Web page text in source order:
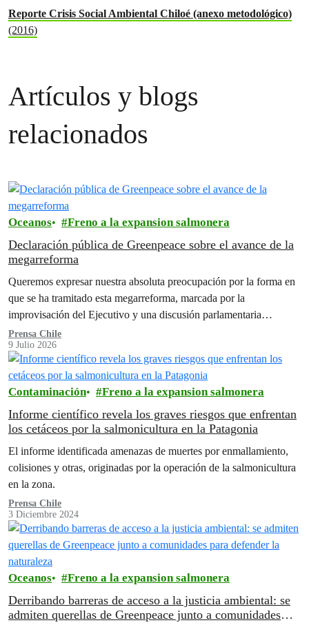
Reporte Crisis Social Ambiental Chiloé (anexo metodológico)
(2016)
Artículos y blogs
relacionados
Oceanos Freno a la expansion salmonera
Declaración pública de Greenpeace sobre el avance de la
megarreforma
Queremos expresar nuestra absoluta preocupación por la forma en
que se ha tramitado esta megarreforma, marcada por la
improvisación del Ejecutivo y una discusión parlamentaria
acelerada, realizada bajo…
Prensa Chile
9 Julio 2026
Contaminación Freno a la expansion salmonera
Informe científico revela los graves riesgos que enfrentan
los cetáceos por la salmonicultura en la Patagonia
El informe identificada amenazas de muertes por enmallamiento,
colisiones y otras, originadas por la operación de la salmonicultura
en la zona.
Prensa Chile
3 Diciembre 2024
Oceanos Freno a la expansion salmonera
Derribando barreras de acceso a la justicia ambiental: se
admiten querellas de Greenpeace junto a comunidades